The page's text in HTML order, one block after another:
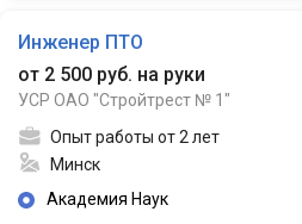
Инженер ПТО
от 2 500 руб. на руки
УСР ОАО "Стройтрест № 1"
Опыт работы от 2 лет
Минск
Академия Наук